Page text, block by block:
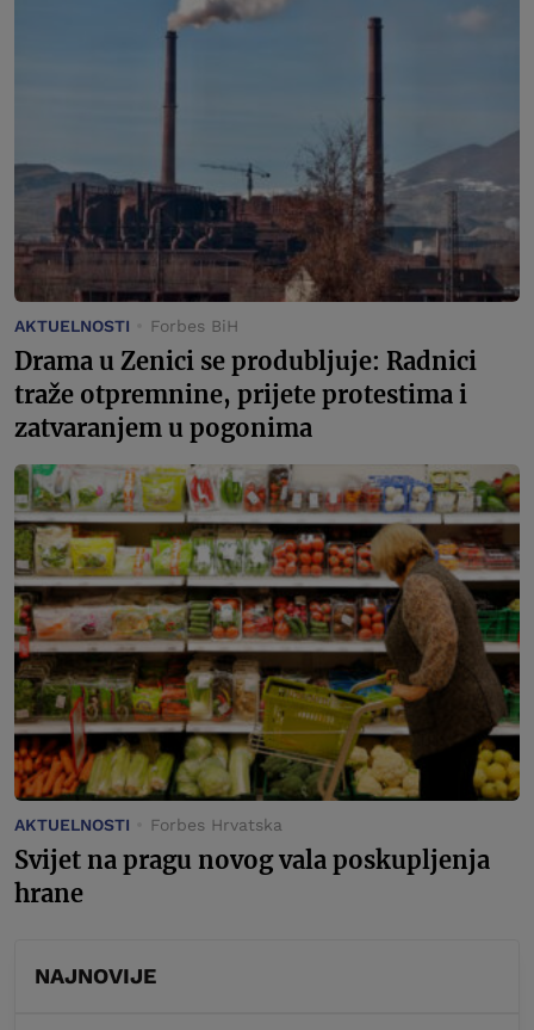
AKTUELNOSTI Forbes BiH
Drama u Zenici se produbljuje: Radnici
traže otpremnine, prijete protestima i
zatvaranjem u pogonima
AKTUELNOSTI Forbes Hrvatska
Svijet na pragu novog vala poskupljenja
hrane
NAJNOVIJE